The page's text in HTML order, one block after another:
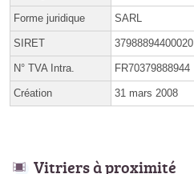
Forme juridique SARL
SIRET 37988894400020
N° TVA Intra. FR70379888944
Création 31 mars 2008
Vitriers à proximité